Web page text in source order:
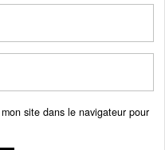
site dans le navigateur pour